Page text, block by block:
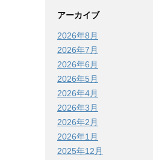
アーカイブ
2026年8月
2026年7月
2026年6月
2026年5月
2026年4月
2026年3月
2026年2月
2026年1月
2025年12月